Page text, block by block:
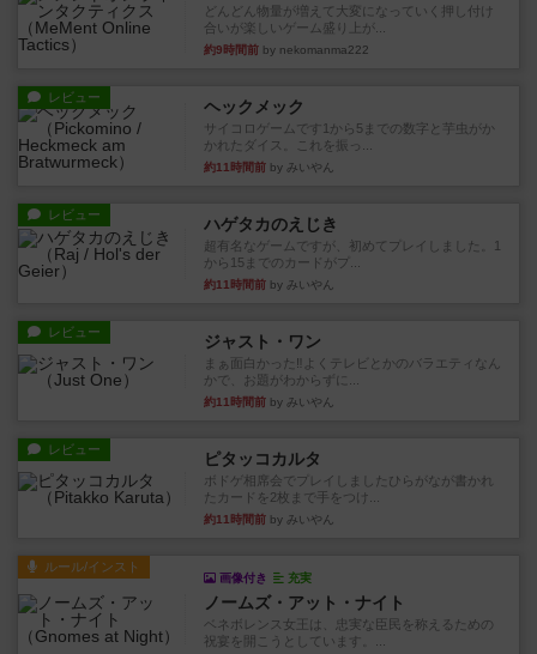
どんどん物量が増えて大変になっていく押し付け
合いが楽しいゲーム盛り上が...
約9時間前 by nekomanma222
レビュー ヘックメック
サイコロゲームです1から5までの数字と芋虫がか
かれたダイス。これを振っ...
約11時間前 by みいやん
レビュー ハゲタカのえじき
超有名なゲームですが、初めてプレイしました。1
から15までのカードがプ...
約11時間前 by みいやん
レビュー ジャスト・ワン
まぁ面白かった‼️よくテレビとかのバラエティなん
かで、お題がわからずに...
約11時間前 by みいやん
レビュー ピタッコカルタ
ボドゲ相席会でプレイしましたひらがなが書かれ
たカードを2枚まで手をつけ...
約11時間前 by みいやん
ルール/インスト
画像付き 充実
ノームズ・アット・ナイト
ベネボレンス女王は、忠実な臣民を称えるための
祝宴を開こうとしています。...